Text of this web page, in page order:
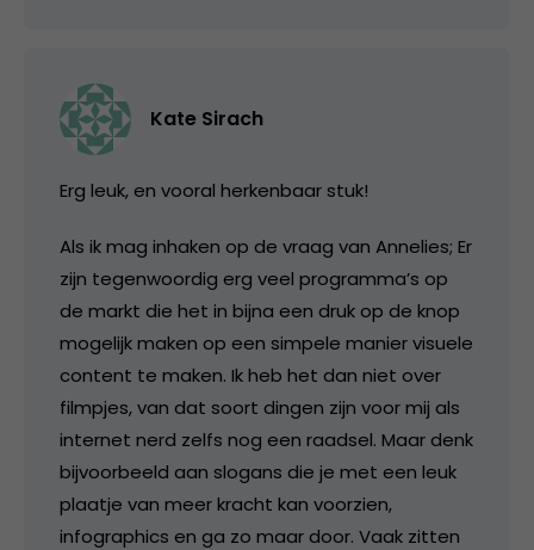
Kate Sirach
Erg leuk, en vooral herkenbaar stuk!
Als ik mag inhaken op de vraag van Annelies; Er
zijn tegenwoordig erg veel programma’s op
de markt die het in bijna een druk op de knop
mogelijk maken op een simpele manier visuele
content te maken. Ik heb het dan niet over
filmpjes, van dat soort dingen zijn voor mij als
internet nerd zelfs nog een raadsel. Maar denk
bijvoorbeeld aan slogans die je met een leuk
plaatje van meer kracht kan voorzien,
infographics en ga zo maar door. Vaak zitten